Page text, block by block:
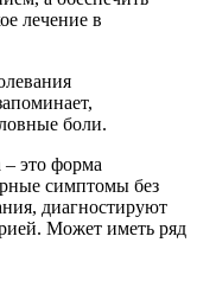
лечение в
боли.
– это форма
симптомы без
диагностируют
Может иметь ряд